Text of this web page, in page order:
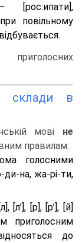
[роc:ипати],
повільному
склади в
мові не
правилам:
голосними
ди-на, жа-рі-ти,
[л’], [р], [р’], [й]
приголосним
до